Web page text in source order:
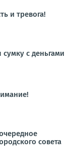
и тревога!
с деньгами
совета